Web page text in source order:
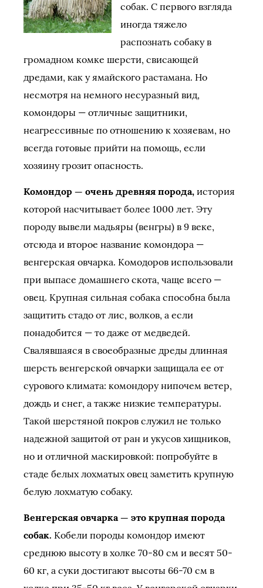
собак. С первого взгляда
иногда тяжело
распознать собаку в
громадном комке шерсти, свисающей
дредами, как у ямайского растамана. Но
несмотря на немного несуразный вид,
комондоры — отличные защитники,
неагрессивные по отношению к хозяевам, но
всегда готовые прийти на помощь, если
хозяину грозит опасность.
Комондор — очень древняя порода, история
которой насчитывает более 1000 лет. Эту
породу вывели мадьяры (венгры) в 9 веке,
отсюда и второе название комондора —
венгерская овчарка. Комодоров использовали
при выпасе домашнего скота, чаще всего —
овец. Крупная сильная собака способна была
защитить стадо от лис, волков, а если
понадобится — то даже от медведей.
Свалявшаяся в своеобразные дреды длинная
шерсть венгерской овчарки защищала ее от
сурового климата: комондору нипочем ветер,
дождь и снег, а также низкие температуры.
Такой шерстяной покров служил не только
надежной защитой от ран и укусов хищников,
но и отличной маскировкой: попробуйте в
стаде белых лохматых овец заметить крупную
белую лохматую собаку.
Венгерская овчарка — это крупная порода
собак. Кобели породы комондор имеют
среднюю высоту в холке 70-80 см и весят 50-
60 кг, а суки достигают высоты 66-70 см в